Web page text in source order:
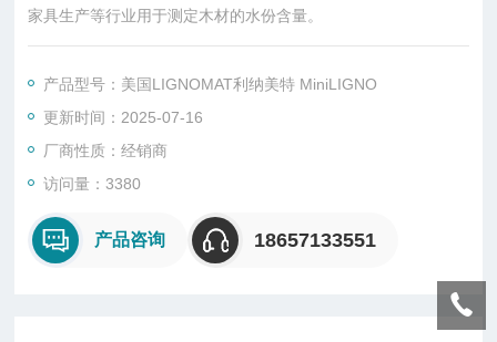
家具生产等行业用于测定木材的水份含量。
产品型号：美国LIGNOMAT利纳美特 MiniLIGNO
更新时间：2025-07-16
厂商性质：经销商
访问量：3380
产品咨询 18657133551